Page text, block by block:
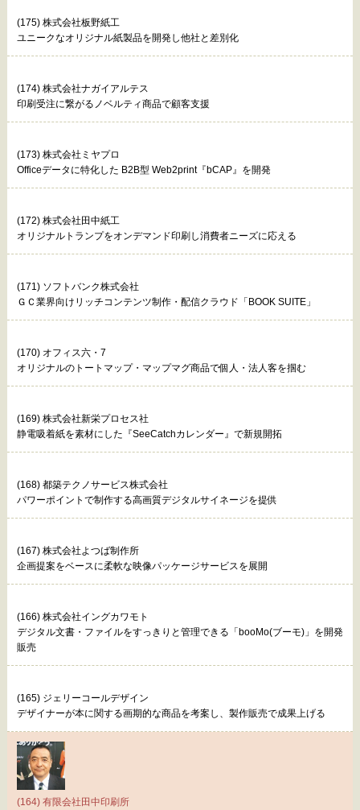
(175) 株式会社板野紙工
ユニークなオリジナル紙製品を開発し他社と差別化
(174) 株式会社ナガイアルテス
印刷受注に繋がるノベルティ商品で顧客支援
(173) 株式会社ミヤプロ
Officeデータに特化した B2B型 Web2print『bCAP』を開発
(172) 株式会社田中紙工
オリジナルトランプをオンデマンド印刷し消費者ニーズに応える
(171) ソフトバンク株式会社
ＧＣ業界向けリッチコンテンツ制作・配信クラウド「BOOK SUITE」
(170) オフィス六・7
オリジナルのトートマップ・マップマグ商品で個人・法人客を掴む
(169) 株式会社新栄プロセス社
静電吸着紙を素材にした『SeeCatchカレンダー』で新規開拓
(168) 都築テクノサービス株式会社
パワーポイントで制作する高画質デジタルサイネージを提供
(167) 株式会社よつば制作所
企画提案をベースに柔軟な映像パッケージサービスを展開
(166) 株式会社イングカワモト
デジタル文書・ファイルをすっきりと管理できる「booMo(ブーモ)」を開発
販売
(165) ジェリーコールデザイン
デザイナーが本に関する画期的な商品を考案し、製作販売で成果上げる
(164) 有限会社田中印刷所